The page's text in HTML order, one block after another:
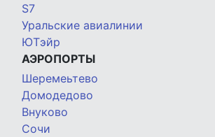
S7
Уральские авиалинии
ЮТэйр
АЭРОПОРТЫ
Шеремеьтево
Домодедово
Внуково
Сочи